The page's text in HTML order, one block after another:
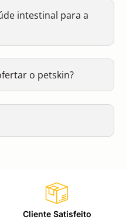
intestinal para a
o petskin?
Cliente Satisfeito